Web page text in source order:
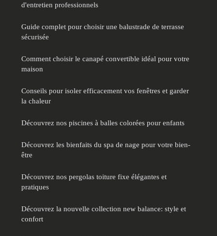
d'entretien professionnels
Guide complet pour choisir une balustrade de terrasse
sécurisée
Comment choisir le canapé convertible idéal pour votre
maison
Conseils pour isoler efficacement vos fenêtres et garder
la chaleur
Découvrez nos piscines à balles colorées pour enfants
Découvrez les bienfaits du spa de nage pour votre bien-
être
Découvrez nos pergolas toiture fixe élégantes et
pratiques
Découvrez la nouvelle collection new balance: style et
confort